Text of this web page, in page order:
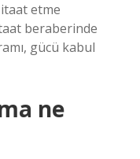
etme
beraberinde
gücü kabul
ne